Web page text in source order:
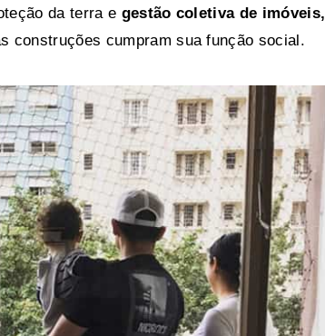
da terra e gestão coletiva de imóveis,
construções cumpram sua função social.